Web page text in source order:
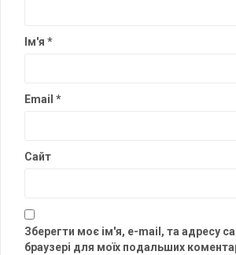
Ім'я *
Email *
Сайт
Зберегти моє ім'я, e-mail, та адресу
браузері для моїх подальших